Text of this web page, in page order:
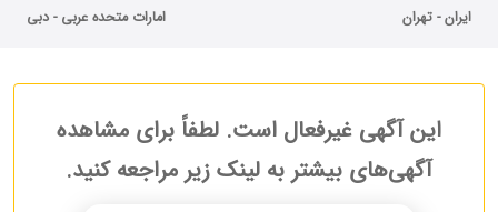
ایران - تهران
امارات متحده عربی - دبی
این آگهی غیرفعال است. لطفاً برای مشاهده
آگهی‌های بیشتر به لینک زیر مراجعه کنید.